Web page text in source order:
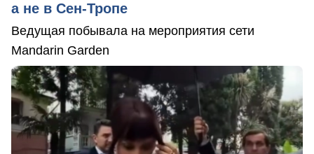
а не в Сен-Тропе
Ведущая побывала на мероприятия сети
Mandarin Garden